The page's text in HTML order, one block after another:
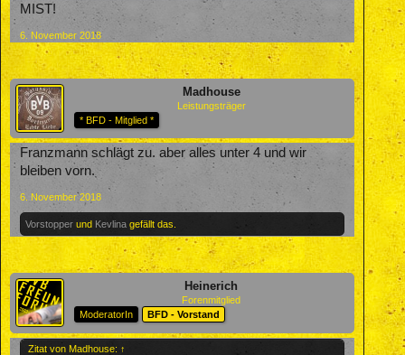
MIST!
6. November 2018
Madhouse
Leistungsträger
* BFD - Mitglied *
Franzmann schlägt zu. aber alles unter 4 und wir
bleiben vorn.
6. November 2018
Vorstopper und Kevlina gefällt das.
Heinerich
Forenmitglied
ModeratorIn
BFD - Vorstand
Zitat von Madhouse: ↑